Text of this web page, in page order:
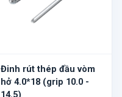
Đinh rút thép đầu vòm
hở 4.0*18 (grip 10.0 -
14.5)